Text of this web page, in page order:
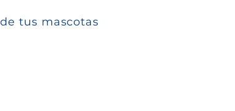
tus mascotas